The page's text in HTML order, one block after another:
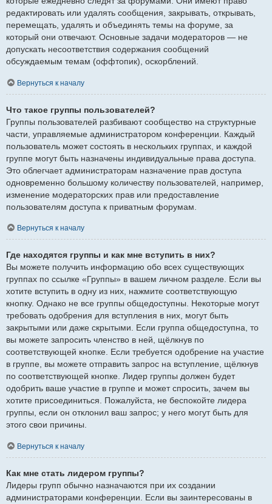
редактировать или удалять сообщения, закрывать, открывать,
перемещать, удалять и объединять темы на форуме, за
который они отвечают. Основные задачи модераторов — не
допускать несоответствия содержания сообщений
обсуждаемым темам (оффтопик), оскорблений.
Вернуться к началу
Что такое группы пользователей?
Группы пользователей разбивают сообщество на структурные
части, управляемые администратором конференции. Каждый
пользователь может состоять в нескольких группах, и каждой
группе могут быть назначены индивидуальные права доступа.
Это облегчает администраторам назначение прав доступа
одновременно большому количеству пользователей, например,
изменение модераторских прав или предоставление
пользователям доступа к приватным форумам.
Вернуться к началу
Где находятся группы и как мне вступить в них?
Вы можете получить информацию обо всех существующих
группах по ссылке «Группы» в вашем личном разделе. Если вы
хотите вступить в одну из них, нажмите соответствующую
кнопку. Однако не все группы общедоступны. Некоторые могут
требовать одобрения для вступления в них, могут быть
закрытыми или даже скрытыми. Если группа общедоступна, то
вы можете запросить членство в ней, щёлкнув по
соответствующей кнопке. Если требуется одобрение на участие
в группе, вы можете отправить запрос на вступление, щёлкнув
по соответствующей кнопке. Лидер группы должен будет
одобрить ваше участие в группе и может спросить, зачем вы
хотите присоединиться. Пожалуйста, не беспокойте лидера
группы, если он отклонил ваш запрос; у него могут быть для
этого свои причины.
Вернуться к началу
Как мне стать лидером группы?
Лидеры групп обычно назначаются при их создании
администраторами конференции. Если вы заинтересованы в